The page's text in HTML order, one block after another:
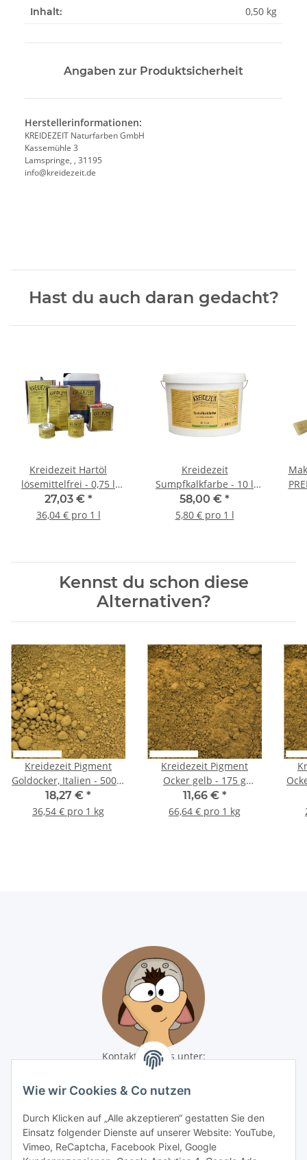
Wie wir Cookies & Co nutzen
Durch Klicken auf „Alle akzeptieren“ gestatten Sie den
Einsatz folgender Dienste auf unserer Website: YouTube,
Vimeo, ReCaptcha, Facebook Pixel, Google
Inhalt: 0,50 kg
Angaben zur Produktsicherheit
Herstellerinformationen:
KREIDEZEIT Naturfarben GmbH
Kassemühle 3
Lamspringe, , 31195
info@kreidezeit.de
Hast du auch daran gedacht?
Kreidezeit Hartöl
lösemittelfrei - 0,75 l
Dose
27,03 € *
36,04 € pro 1 l
Kreidezeit
Sumpfkalkfarbe - 10 l
Eimer
58,00 € *
5,80 € pro 1 l
Kennst du schon diese
Alternativen?
Kreidezeit Pigment
Goldocker, Italien - 500 g
Becher
18,27 € *
36,54 € pro 1 kg
Kreidezeit Pigment
Ocker gelb - 175 g
Becher
11,66 € *
66,64 € pro 1 kg
Kontaktiere uns unter:
shop@baunativ.de
+49 3435 66699899
Gesetzliche Informationen